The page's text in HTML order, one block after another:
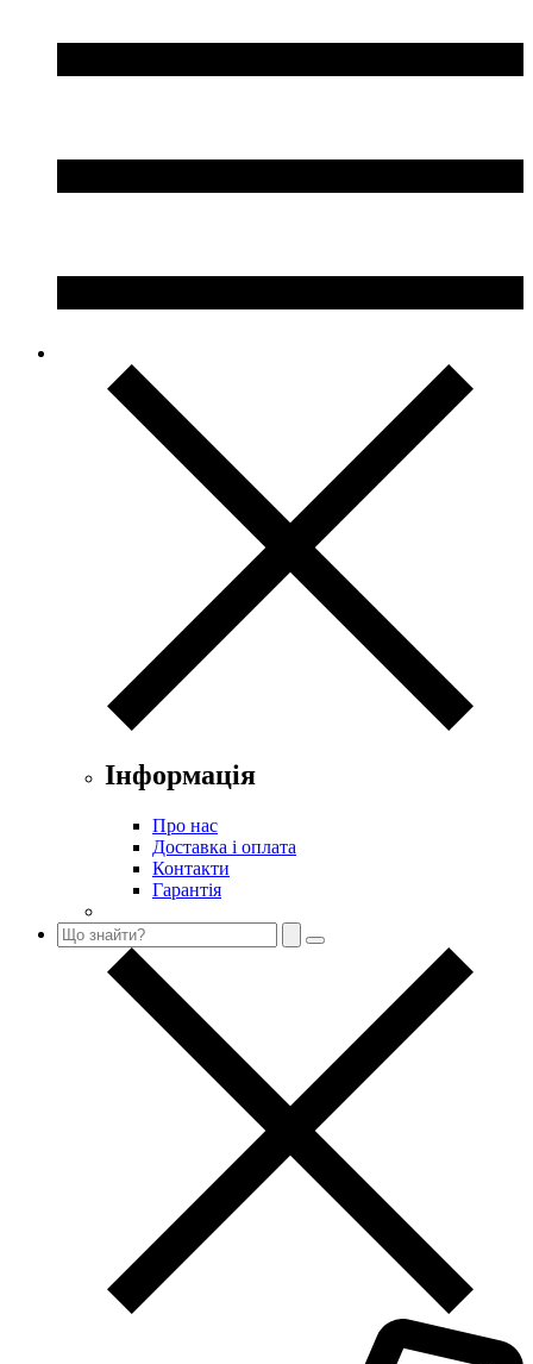
Інформація
Про нас
Доставка і оплата
Контакти
Гарантія